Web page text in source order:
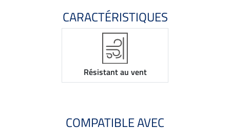
CARACTÉRISTIQUES
Résistant au vent
COMPATIBLE AVEC